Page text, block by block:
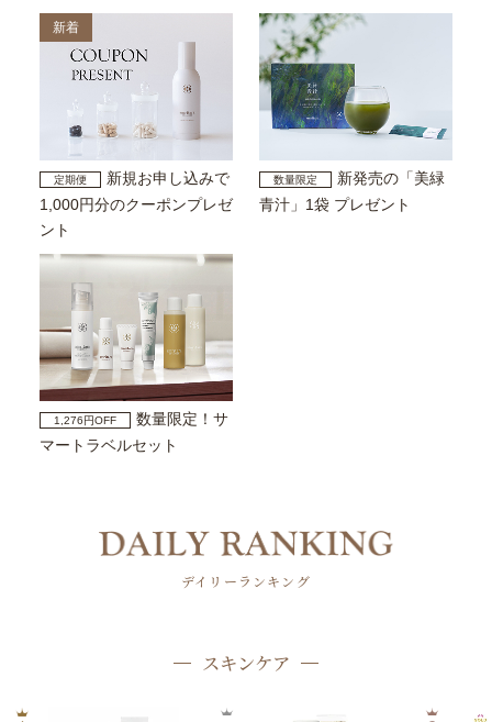
新着
定期便
新規お申し込みで
1,000円分のクーポンプレゼ
ント
数量限定
新発売の「美緑
青汁」1袋 プレゼント
1,276円OFF
数量限定！サ
マートラベルセット
デイリーランキング
スキンケア